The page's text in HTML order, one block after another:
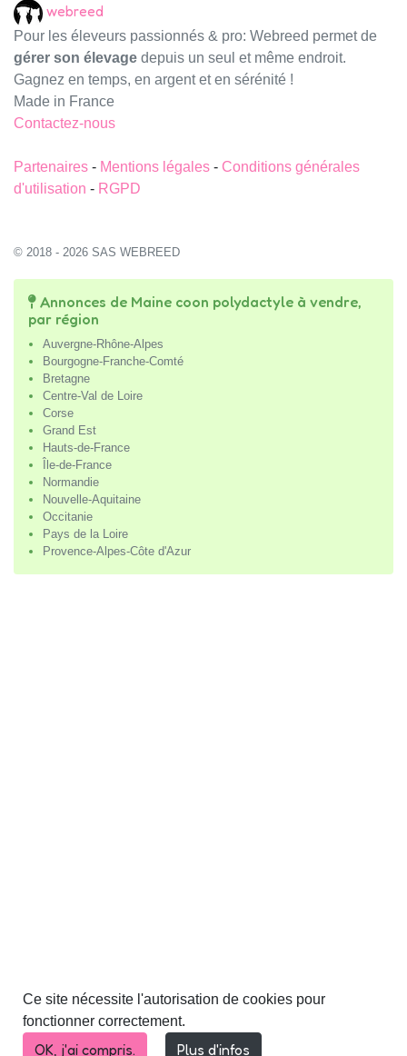
Ce site nécessite l'autorisation de cookies pour
fonctionner correctement.
OK, j'ai compris. Plus d'infos
webreed
Pour les éleveurs passionnés & pro: Webreed permet de
gérer son élevage depuis un seul et même endroit.
Gagnez en temps, en argent et en sérénité !
Made in France
Contactez-nous
Partenaires - Mentions légales - Conditions générales
d'utilisation - RGPD
© 2018 - 2026 SAS WEBREED
Annonces de Maine coon polydactyle à vendre,
par région
Auvergne-Rhône-Alpes
Bourgogne-Franche-Comté
Bretagne
Centre-Val de Loire
Corse
Grand Est
Hauts-de-France
Île-de-France
Normandie
Nouvelle-Aquitaine
Occitanie
Pays de la Loire
Provence-Alpes-Côte d'Azur